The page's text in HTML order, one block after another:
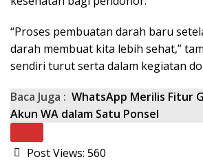
“Proses pembuatan darah baru
darah membuat kita lebih sehat,”
sendiri turut serta dalam kegiatan
Baca Juga : WhatsApp Merilis Fitur
Akun WA dalam Satu Ponsel
Post Views: 560